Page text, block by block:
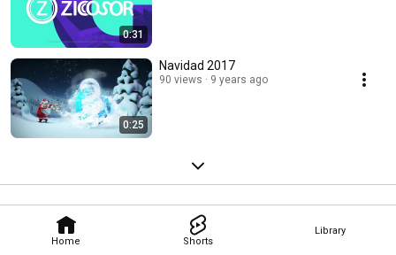
Home Shorts
Library
0:31
0:25
Navidad 2017
90 views 9 years ago